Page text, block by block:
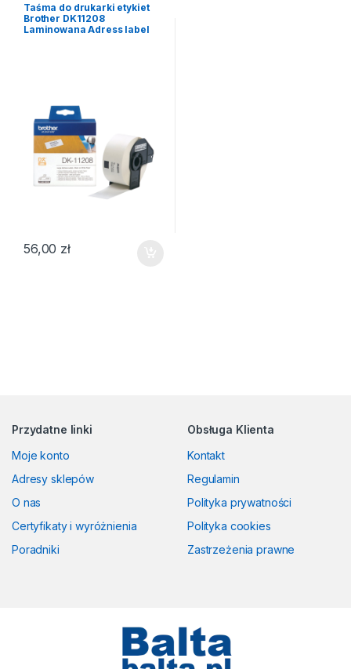
Taśma do drukarki etykiet
Brother DK11208
Laminowana Adress label
56,00 zł
Przydatne linki
Moje konto
Adresy sklepów
O nas
Certyfikaty i wyróżnienia
Poradniki
Obsługa Klienta
Kontakt
Regulamin
Polityka prywatności
Polityka cookies
Zastrzeżenia prawne